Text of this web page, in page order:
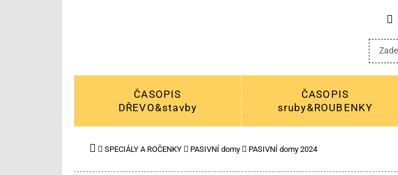
ČASOPIS
DŘEVO&stavby
ČASOPIS
sruby&ROUBENKY
SPECIÁLY A ROČENKY PASIVNÍ domy PASIVNÍ domy 2024